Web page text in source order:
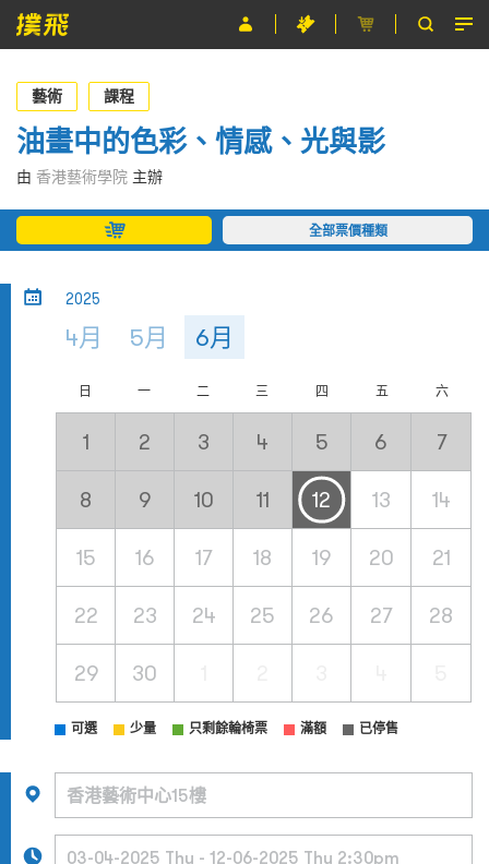
節目
主辦單位
關於撲飛
條款及細則
藝術 課程
油畫中的色彩、情感、光與影
由 香港藝術學院 主辦
全部票價種類
2025
4月 5月 6月
日 一 二 三 四 五 六
1 2 3 4 5 6 7
8 9 10 11 12 13 14
15 16 17 18 19 20 21
22 23 24 25 26 27 28
29 30
可選 少量 只剩餘輪椅票 滿額 已停售